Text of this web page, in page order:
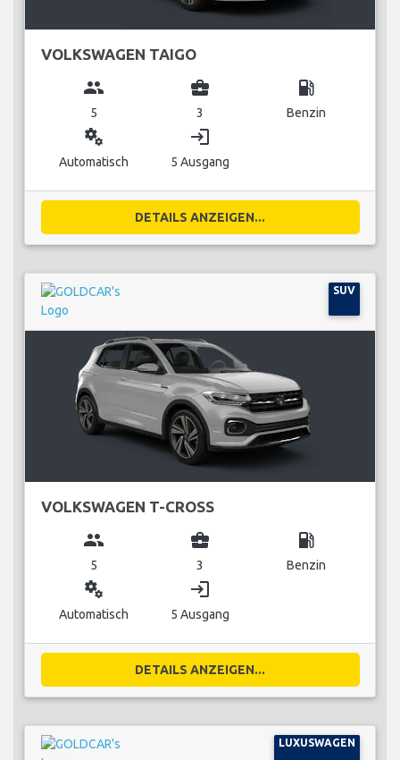
VOLKSWAGEN TAIGO
group
5
business_center
3
local_gas_station
Benzin
miscellaneous_services
Automatisch
login
5 Ausgang
DETAILS ANZEIGEN...
SUV
VOLKSWAGEN T-CROSS
group
5
business_center
3
local_gas_station
Benzin
miscellaneous_services
Automatisch
login
5 Ausgang
DETAILS ANZEIGEN...
LUXUSWAGEN